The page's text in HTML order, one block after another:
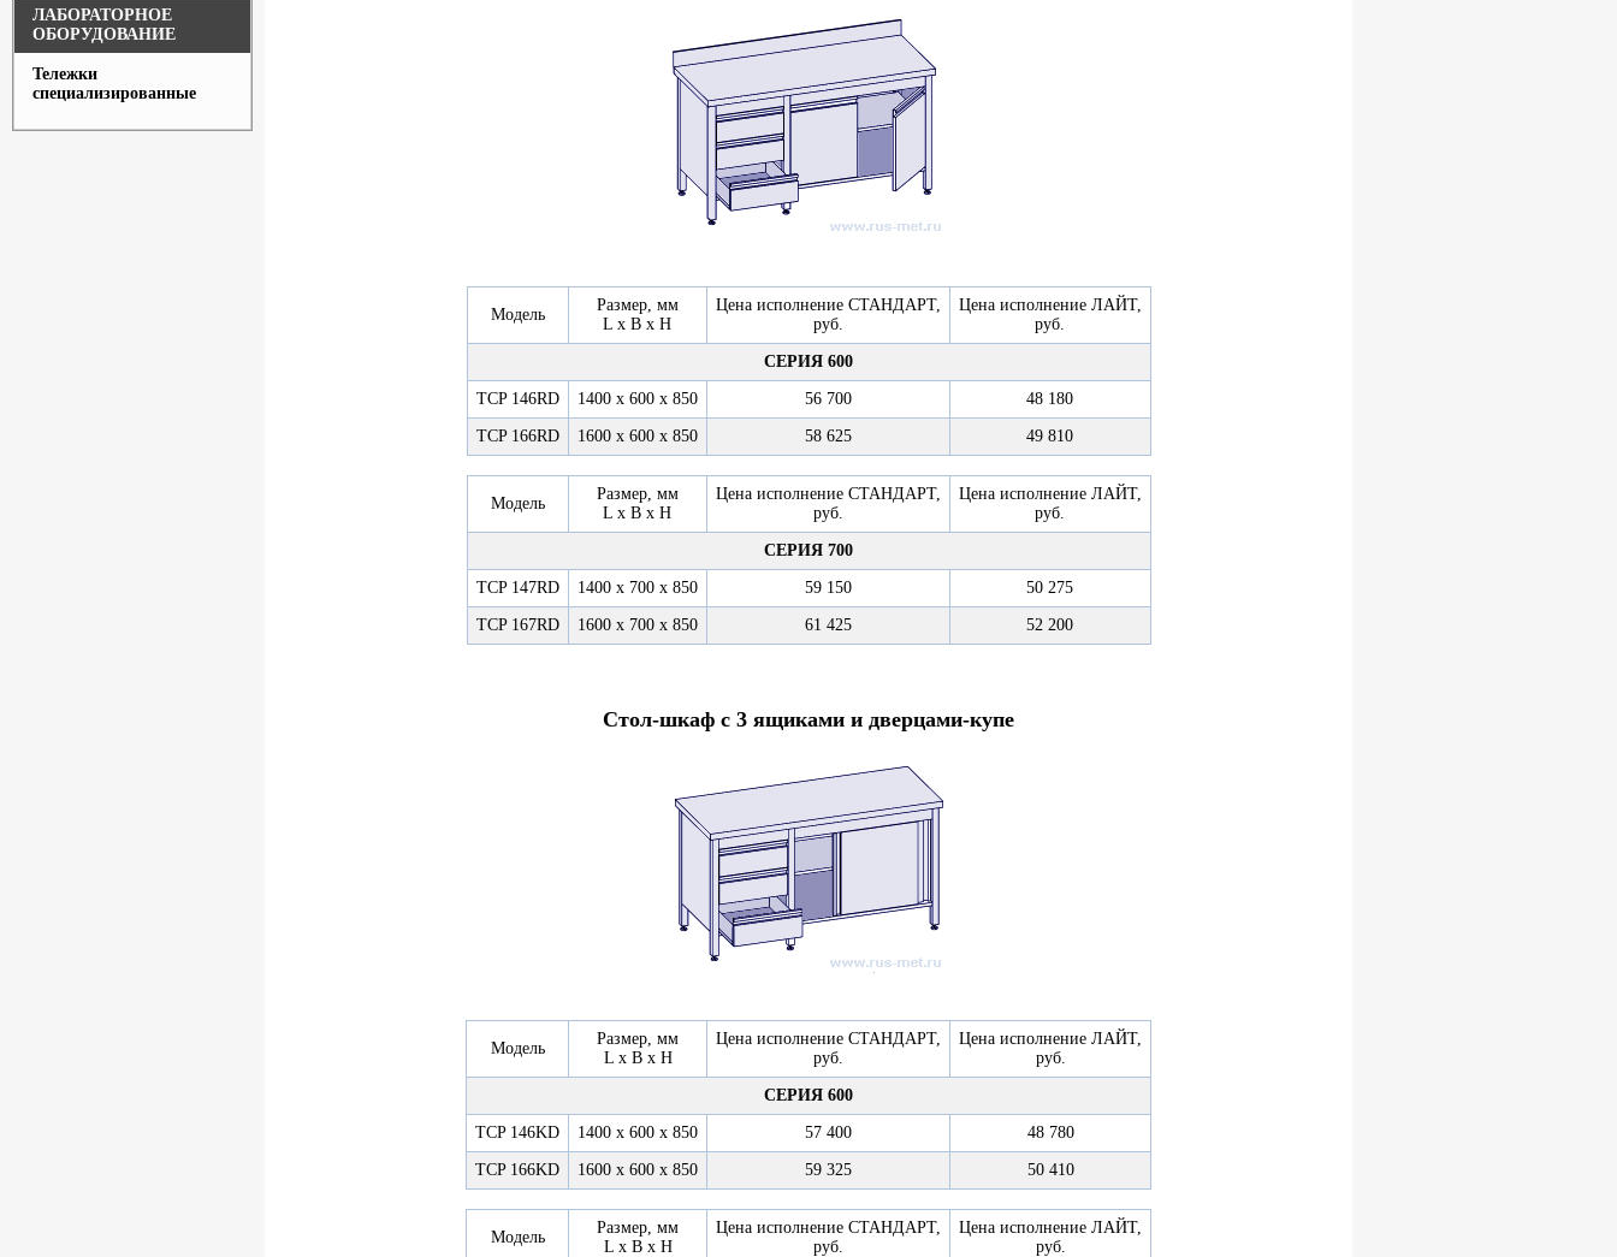
ЛАБОРАТОРНОЕ
ОБОРУДОВАНИЕ
Тележки
специализированные
Модель
Размер, мм
L x B x H
Цена исполнение СТАНДАРТ,
руб.
Цена исполнение ЛАЙТ,
руб.
СЕРИЯ 600
TCP 146RD 1400 х 600 х 850 56 700 48 180
TCP 166RD 1600 х 600 х 850 58 625 49 810
Модель
Размер, мм
L x B x H
Цена исполнение СТАНДАРТ,
руб.
Цена исполнение ЛАЙТ,
руб.
СЕРИЯ 700
TCP 147RD 1400 х 700 х 850 59 150 50 275
TCP 167RD 1600 х 700 х 850 61 425 52 200
Стол-шкаф с 3 ящиками и дверцами-купе
Модель
Размер, мм
L x B x H
Цена исполнение СТАНДАРТ,
руб.
Цена исполнение ЛАЙТ,
руб.
СЕРИЯ 600
TCP 146KD 1400 х 600 х 850 57 400 48 780
TCP 166KD 1600 х 600 х 850 59 325 50 410
Модель
Размер, мм
L x B x H
Цена исполнение СТАНДАРТ,
руб.
Цена исполнение ЛАЙТ,
руб.